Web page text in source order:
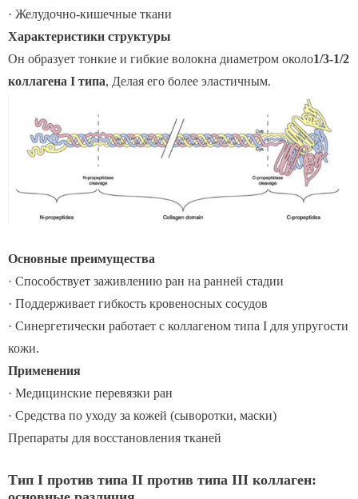
· Желудочно-кишечные ткани
Характеристики структуры
Он образует тонкие и гибкие волокна диаметром около1/3-1/2
коллагена I типа, Делая его более эластичным.
Основные преимущества
· Способствует заживлению ран на ранней стадии
· Поддерживает гибкость кровеносных сосудов
· Синергетически работает с коллагеном типа I для упругости
кожи.
Применения
· Медицинские перевязки ран
· Средства по уходу за кожей (сыворотки, маски)
Препараты для восстановления тканей
Тип I против типа II против типа III коллаген: